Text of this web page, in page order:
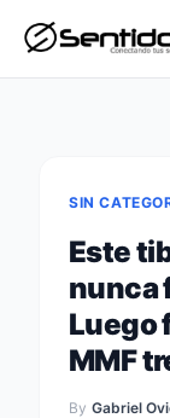
SIN
Este
nunca
Luego
MMF
By Gabriel